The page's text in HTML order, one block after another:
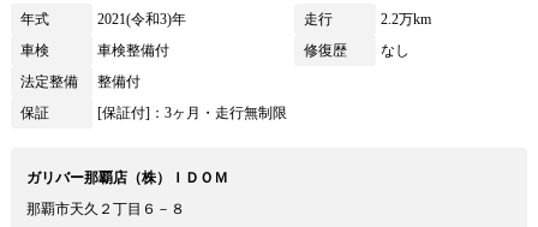
年式 2021(令和3)年 走行
2.2万km
車検
車検整備付 修復歴
なし
法定整備
整備付
保証
[保証付]：3ヶ月・走行無制限
ガリバー那覇店（株）ＩＤＯＭ
那覇市天久２丁目６－８